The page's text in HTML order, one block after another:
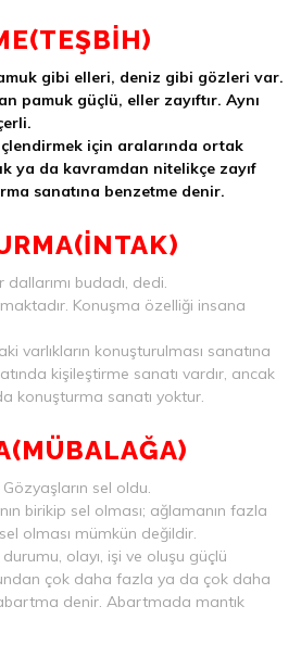
gibi elleri, deniz gibi gözleri var.
pamuk güçlü, eller zayıftır. Aynı
için aralarında ortak
ya da kavramdan nitelikçe zayıf
sanatına benzetme denir.
budadı, dedi.
Konuşma özelliği insana
varlıkların konuşturulması sanatına
kişileştirme sanatı vardır, ancak
konuşturma sanatı yoktur.
Gözyaşların sel oldu.
birikip sel olması; ağlamanın fazla
olması mümkün değildir.
olayı, işi ve oluşu güçlü
çok daha fazla ya da çok daha
denir. Abartmada mantık